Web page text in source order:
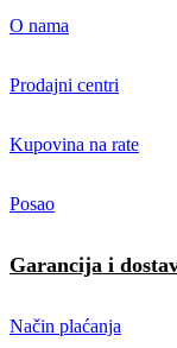
O nama
Prodajni centri
Kupovina na rate
Posao
Garancija i
Način plaćanja